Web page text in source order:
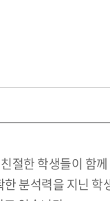
한 학생들이 함
분석력을 지닌